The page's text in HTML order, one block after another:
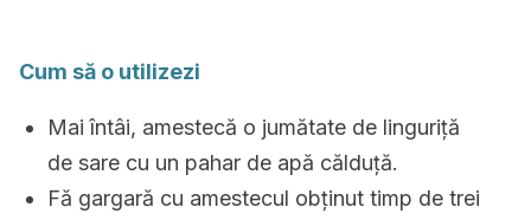
Cum să o utilizezi
Mai întâi, amestecă o jumătate de linguriță
de sare cu un pahar de apă călduță.
Fă gargară cu amestecul obținut timp de trei